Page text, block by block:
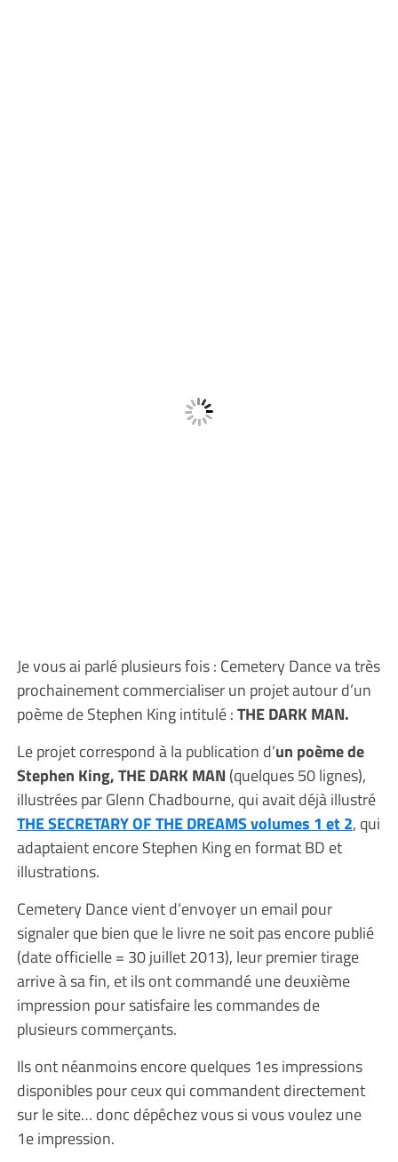
Je vous ai parlé plusieurs fois : Cemetery Dance va très
prochainement commercialiser un projet autour d’un
poème de Stephen King intitulé :THE DARK MAN.
Le projet correspond à la publication d’un poème de
Stephen King, THE DARK MAN(quelques 50 lignes),
illustrées par Glenn Chadbourne, qui avait déjà illustré
THE SECRETARY OF THE DREAMS volumes 1 et 2, qui
adaptaient encore Stephen King en format BD et
illustrations.
Cemetery Dance vient d’envoyer un email pour
signaler que bien que le livre ne soit pas encore publié
(date officielle = 30 juillet 2013), leur premier tirage
arrive à sa fin, et ils ont commandé une deuxième
impression pour satisfaire les commandes de
plusieurs commerçants.
Ils ont néanmoins encore quelques 1es impressions
disponibles pour ceux qui commandent directement
sur le site… donc dépêchez vous si vous voulez une
1e impression.